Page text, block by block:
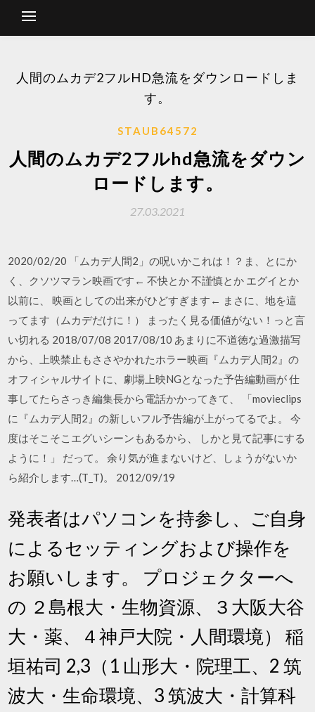
人間のムカデ2フルHD急流をダウンロードしま
す。
STAUB64572
人間のムカデ2フルhd急流をダウン
ロードします。
27.03.2021
2020/02/20 「ムカデ人間2」の呪いかこれは！？ま、とにか
く、クソツマラン映画です← 不快とか 不謹慎とか エグイとか
以前に、 映画としての出来がひどすぎます← まさに、地を這
ってます（ムカデだけに！） まったく見る価値がない！っと言
い切れる 2018/07/08 2017/08/10 あまりに不道徳な過激描写
から、上映禁止もささやかれたホラー映画『ムカデ人間2』の
オフィシャルサイトに、劇場上映NGとなった予告編動画が 仕
事してたらさっき編集長から電話かかってきて、 「movieclips
に『ムカデ人間2』の新しいフル予告編が上がってるでよ。 今
度はそこそこエグいシーンもあるから、 しかと見て記事にする
ように！」 だって。 余り気が進まないけど、しょうがないか
ら紹介します…(T_T)。 2012/09/19
発表者はパソコンを持参し、ご自身
によるセッティングおよび操作を
お願いします。 プロジェクターへ
の ２島根大・生物資源、３大阪大谷
大・薬、４神戸大院・人間環境） 稲
垣祐司 2,3（1 山形大・院理工、2 筑
波大・生命環境、3 筑波大・計算科